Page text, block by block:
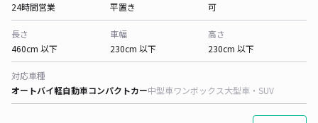
24時間営業
平置き
可
長さ
460cm 以下
車幅
230cm 以下
高さ
230cm 以下
対応車種
オートバイ軽自動車コンパクトカー中型車ワンボックス大型車・SUV